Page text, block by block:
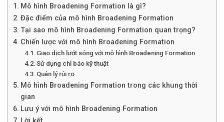
Mô hình Broadening Formation là gì?
Đặc điểm của mô hình Broadening Formation
Tại sao mô hình Broadening Formation quan trọng?
Chiến lược với mô hình Broadening Formation
Giao dịch lướt sóng với mô hình Broadening Formation
Sử dụng chỉ báo kỹ thuật
Quản lý rủi ro
Mô hình Broadening Formation trong các khung thời
gian
Lưu ý với mô hình Broadening Formation